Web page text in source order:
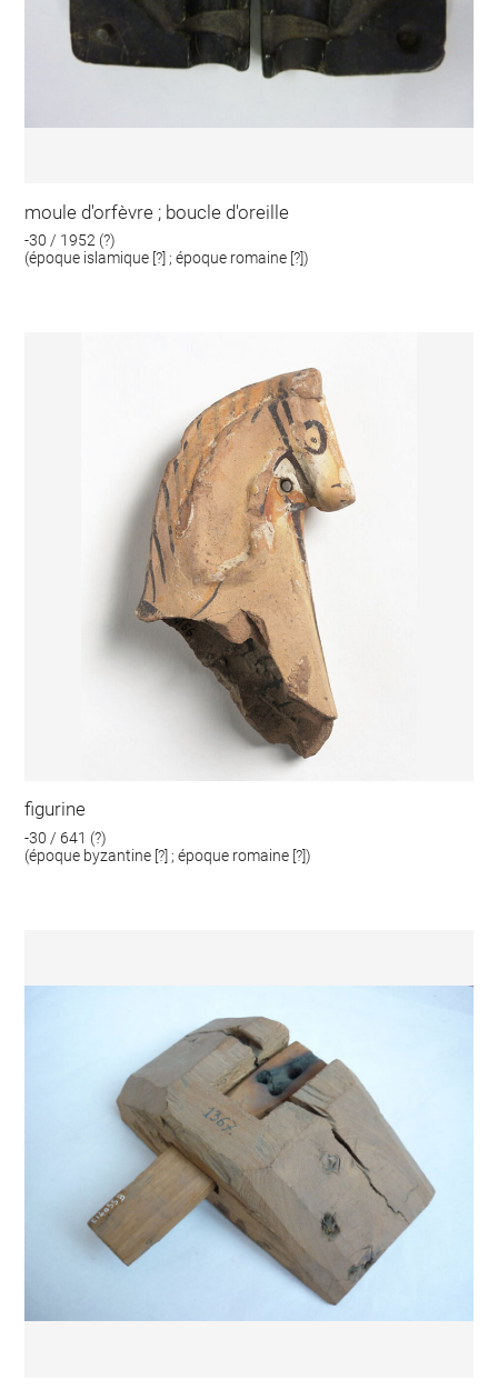
moule d'orfèvre ; boucle d'oreille
-30 / 1952 (?)
(époque islamique [?] ; époque romaine [?])
figurine
-30 / 641 (?)
(époque byzantine [?] ; époque romaine [?])